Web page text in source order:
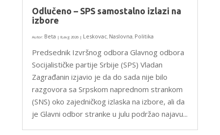
Odlučeno – SPS samostalno izlazi na
izbore
Autor: Beta | 8,avg 2026| Leskovac, Naslovna, Politika
Predsednik Izvršnog odbora Glavnog odbora
Socijalističke partije Srbije (SPS) Vladan
Zagrađanin izjavio je da do sada nije bilo
razgovora sa Srpskom naprednom strankom
(SNS) oko zajedničkog izlaska na izbore, ali da
je Glavni odbor stranke u julu podržao najavu...